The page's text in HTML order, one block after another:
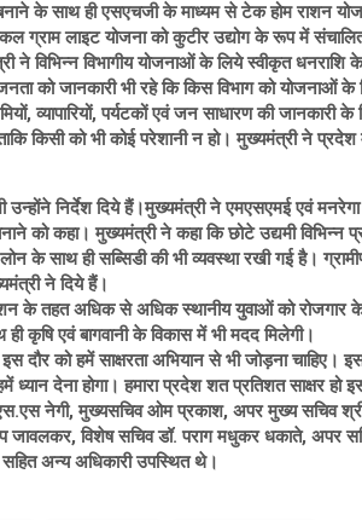
बनाने के साथ ही एसएचजी के माध्यम से टेक होम राशन
ग्राम लाइट योजना को कुटीर उद्योग के रूप में
ने विभिन्न विभागीय योजनाओं के लिये स्वीकृत
को जानकारी भी रहे कि किस विभाग को योजनाओं के
व्यापारियों, पर्यटकों एवं जन साधारण की
किसी को भी कोई परेशानी न हो। मुख्यमंत्री ने प्रदेश में
उन्होंने निर्देश दिये हैं।मुख्यमंत्री ने एमएसएमई एवं
को कहा। मुख्यमंत्री ने कहा कि छोटे उद्यमी
के साथ ही सब्सिडी की भी व्यवस्था रखी गई है।
ने दिये हैं।
के तहत अधिक से अधिक स्थानीय युवाओं को रोजगार के
कृषि एवं बागवानी के विकास में भी मदद मिलेगी।
दौर को हमें साक्षरता अभियान से भी जोड़ना चाहिए।
ध्यान देना होगा। हमारा प्रदेश शत प्रतिशत साक्षर हो
नेगी, मुख्यसचिव ओम प्रकाश, अपर मुख्य सचिव
जावलकर, विशेष सचिव डॉ. पराग मधुकर धकाते, अपर
सहित अन्य अधिकारी उपस्थित थे।